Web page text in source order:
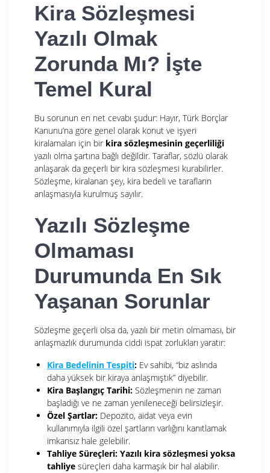
Kira Sözleşmesi
Yazılı Olmak
Zorunda Mı? İşte
Temel Kural
Bu sorunun en net cevabı şudur: Hayır, Türk Borçlar
Kanunu’na göre genel olarak konut ve işyeri
kiralamaları için bir kira sözleşmesinin geçerliliği
yazılı olma şartına bağlı değildir. Taraflar, sözlü olarak
anlaşarak da geçerli bir kira sözleşmesi kurabilirler.
Sözleşme, kiralanan şey, kira bedeli ve tarafların
anlaşmasıyla kurulmuş sayılır.
Yazılı Sözleşme
Olmaması
Durumunda En Sık
Yaşanan Sorunlar
Sözleşme geçerli olsa da, yazılı bir metin olmaması, bir
anlaşmazlık durumunda ciddi ispat zorlukları yaratır:
Kira Bedelinin Tespiti: Ev sahibi, “biz aslında
daha yüksek bir kiraya anlaşmıştık” diyebilir.
Kira Başlangıç Tarihi: Sözleşmenin ne zaman
başladığı ve ne zaman yenileneceği belirsizleşir.
Özel Şartlar: Depozito, aidat veya evin
kullanımıyla ilgili özel şartların varlığını kanıtlamak
imkansız hale gelebilir.
Tahliye Süreçleri: Yazılı kira sözleşmesi yoksa
tahliye süreçleri daha karmaşık bir hal alabilir.